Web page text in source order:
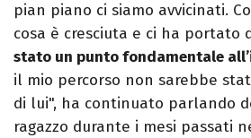
pian piano ci siamo avvicinati.
cosa è cresciuta e ci ha portato
stato un punto fondamentale
il mio percorso non sarebbe
di lui", ha continuato parlando
ragazzo durante i mesi passati